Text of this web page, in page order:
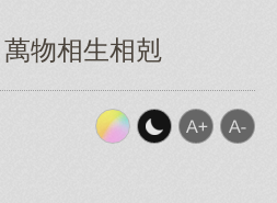
物相生相剋